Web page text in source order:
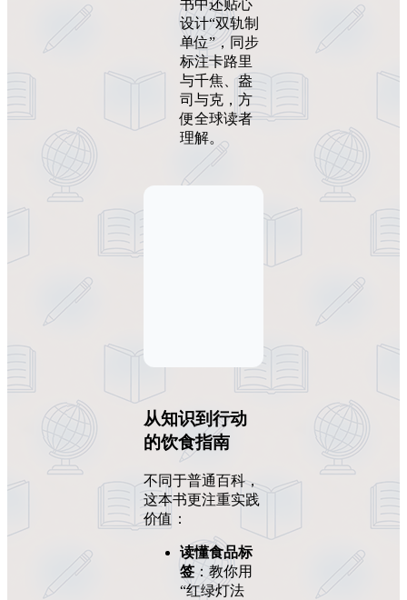
书中还贴心
设计“双轨制
单位”，同步
标注卡路里
与千焦、盎
司与克，方
便全球读者
理解。
从知识到行动
的饮食指南
不同于普通百科，
这本书更注重实践
价值：
读懂食品标
签 ：教你用
“红绿灯法